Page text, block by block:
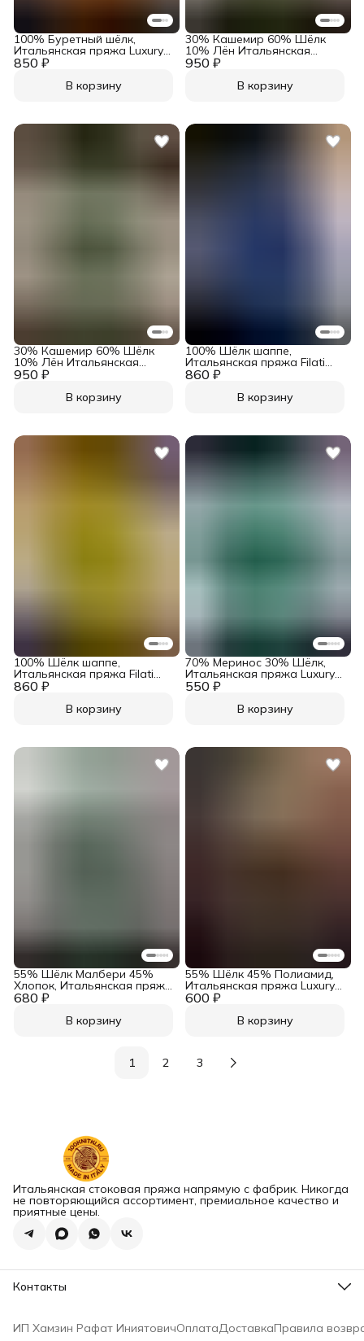
850 ₽
100% Буретный шёлк,
Итальянская пряжа Luxury
Selection by Ri.Go Art. Seta
В корзину
950 ₽
30% Кашемир 60% Шёлк
10% Лён Итальянская
пряжа в бобинах Zegna
В корзину
950 ₽
30% Кашемир 60% Шёлк
10% Лён Итальянская
пряжа в бобинах Zegna
В корзину
860 ₽
100% Шёлк шаппе,
Итальянская пряжа Filati
Buratti Art. Shappe Тёмно-
В корзину
860 ₽
100% Шёлк шаппе,
Итальянская пряжа Filati
Buratti Art. Shappe Яркий
В корзину
550 ₽
70% Меринос 30% Шёлк,
Итальянская пряжа Luxury
Selection Art. Spirit Тиффани
В корзину
680 ₽
55% Шёлк Малбери 45%
Хлопок, Итальянская пряжа
Loro Piana Art. Moorea
В корзину
600 ₽
55% Шёлк 45% Полиамид,
Итальянская пряжа Luxury
Selection by Ri.Go Art.
В корзину
1 2 3
Итальянская стоковая пряжа напрямую с фабрик. Никогда
не повторяющийся ассортимент, премиальное качество и
приятные цены.
Контакты
Наиля, менеджер
ИП Хамзин Рафат ИниятовичОплатаДоставкаПравила